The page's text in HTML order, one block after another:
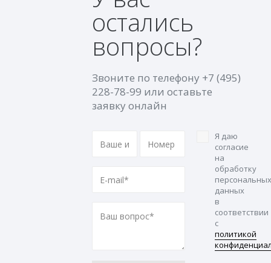
остались
вопросы?
Звоните по телефону +7 (495)
228-78-99 или оставьте
заявку онлайн
Я даю
согласие
на
обработку
персональных
данных
в
соответствии
с
политикой